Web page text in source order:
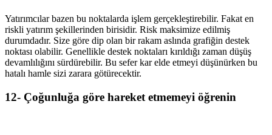
Yatırımcılar bazen bu noktalarda işlem gerçekleştirebilir. Fakat en
riskli yatırım şekillerinden birisidir. Risk maksimize edilmiş
durumdadır. Size göre dip olan bir rakam aslında grafiğin destek
noktası olabilir. Genellikle destek noktaları kırıldığı zaman düşüş
devamlılığını sürdürebilir. Bu sefer kar elde etmeyi düşünürken bu
hatalı hamle sizi zarara götürecektir.
12- Çoğunluğa göre hareket etmemeyi öğrenin